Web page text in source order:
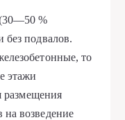
%
под­валов.
то
этажи
размещения
возведение